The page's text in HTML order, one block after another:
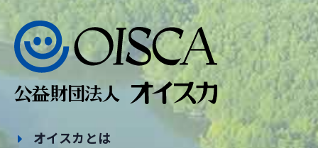
オイスカとは